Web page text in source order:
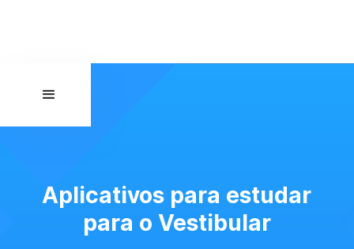
Aplicativos para estudar
para o Vestibular